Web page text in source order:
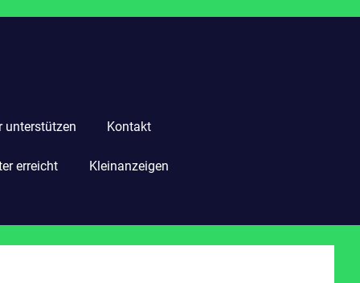
unterstützen Kontakt
erreicht Kleinanzeigen